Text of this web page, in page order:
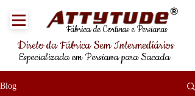
Fábrica de Cortinas e Persianas
®
Direto da Fábrica Sem Intermediários
Especializada em Persiana para Sacada
Blog